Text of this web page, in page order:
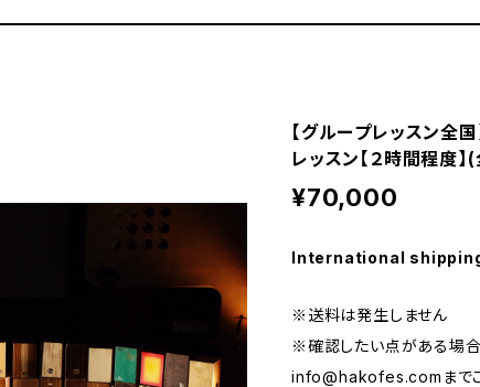
【グループレッスン全
レッスン【２時間程度】
¥70,000
International
※送料は発生しません
※確認したい点がある場合
info@hakofes.com まで